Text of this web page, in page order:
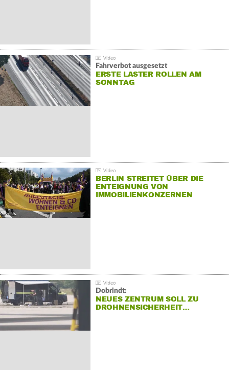
Fahrverbot ausgesetzt
ERSTE LASTER ROLLEN AM
SONNTAG
BERLIN STREITET ÜBER DIE
ENTEIGNUNG VON
IMMOBILIENKONZERNEN
Dobrindt:
NEUES ZENTRUM SOLL ZU
DROHNENSICHERHEIT…